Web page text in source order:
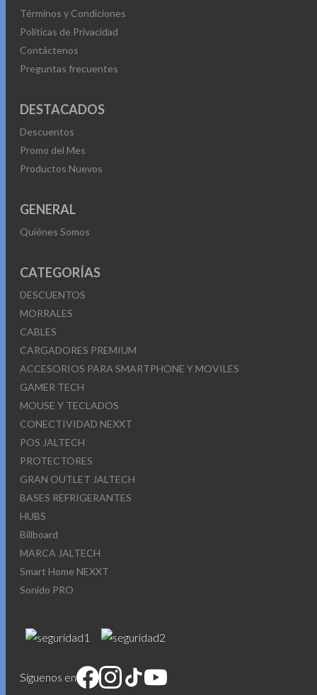
Términos y Condiciones
Políticas de Privacidad
Contáctenos
Preguntas frecuentes
DESTACADOS
Descuentos
Promo del Mes
Productos Nuevos
GENERAL
Quiénes Somos
CATEGORÍAS
DESCUENTOS
MORRALES
CABLES
CARGADORES PREMIUM
ACCESORIOS PARA SMARTPHONE Y MOVILES
GAMER TECH
MOUSE Y TECLADOS
CONECTIVIDAD NEXXT
POS JALTECH
PROTECTORES
GRAN OUTLET JALTECH
BASES REFRIGERANTES
HUBS
Billboard
MARCA JALTECH
Smart Home NEXXT
Sonido PRO
Síguenos en